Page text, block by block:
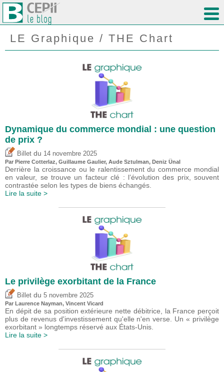
LE Graphique / THE Chart
Dynamique du commerce mondial : une question
de prix ?
Billet du 14 novembre 2025
Par Pierre Cotterlaz, Guillaume Gaulier, Aude Sztulman, Deniz Ünal
Derrière la croissance ou le ralentissement du commerce mondial
en valeur, se trouve un facteur clé : l’évolution des prix, souvent
contrastée selon les types de biens échangés.
Lire la suite >
Le privilège exorbitant de la France
Billet du 5 novembre 2025
Par Laurence Nayman, Vincent Vicard
En dépit de sa position extérieure nette débitrice, la France perçoit
plus de revenus d'investissement qu'elle n'en verse. Un « privilège
exorbitant » longtemps réservé aux États-Unis.
Lire la suite >